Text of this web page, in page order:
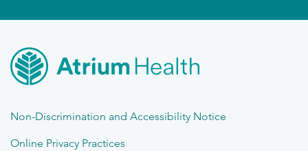
Non-Discrimination and Accessibility Notice
Online Privacy Practices